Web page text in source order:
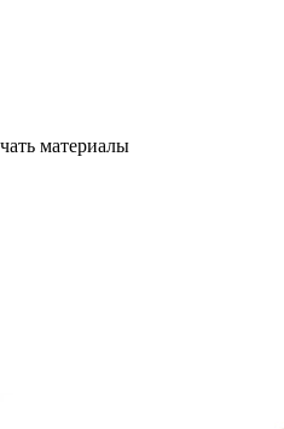
материалы